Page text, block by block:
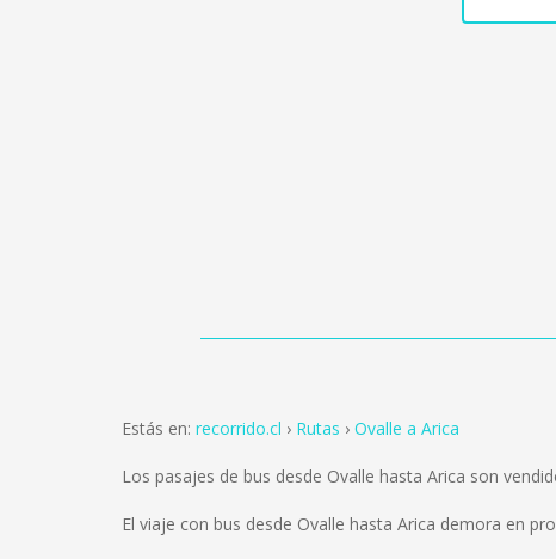
Estás en: recorrido.cl Rutas Ovalle a Arica
Los pasajes de bus desde Ovalle hasta Arica son
El viaje con bus desde Ovalle hasta Arica demora en